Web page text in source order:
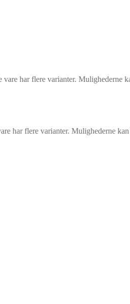
vare har flere varianter. Mulighederne
har flere varianter. Mulighederne